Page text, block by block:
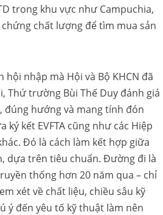
trong khu vực như Campuchia,
chất lượng để tìm mua sản
hội nhập mà Hội và Bộ KHCN đã
Thứ trường Bùi Thế Duy đánh giá
đúng hướng và mang tính đón
ký kết EVFTA cũng như các Hiệp
Đó là cách làm kết hợp giữa
dựa trên tiêu chuẩn. Đường đi là
thống hơn 20 năm qua – chỉ
xét về chất liệu, chiều sâu kỹ
ý đến yêu tố kỹ thuật làm nên